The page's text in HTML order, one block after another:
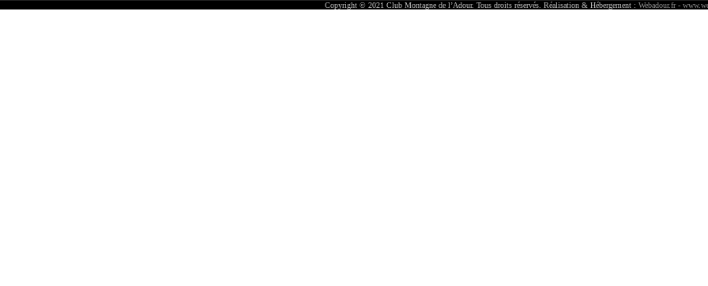
Copyright © 2021 Club Montagne de l’Adour. Tous droits réservés. Réalisation & Hébergement : Webadour.fr -